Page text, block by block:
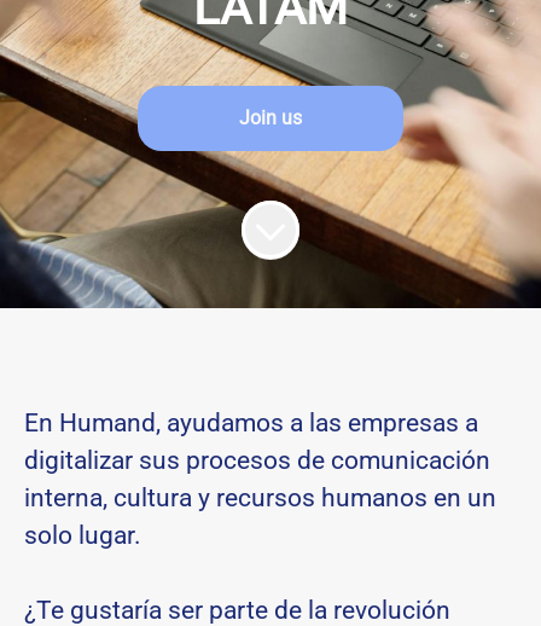
Join us
En Humand, ayudamos a las empresas a
digitalizar sus procesos de comunicación
interna, cultura y recursos humanos en un
solo lugar.
¿Te gustaría ser parte de la revolución